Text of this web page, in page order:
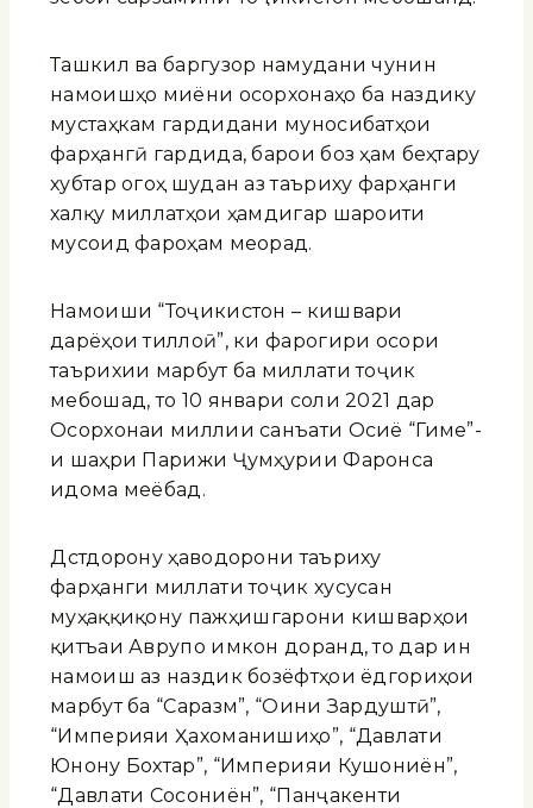
Ташкил ва баргузор намудани чунин
намоишҳо миёни осорхонаҳо ба наздику
мустаҳкам гардидани муносибатҳои
фарҳангӣ гардида, барои боз ҳам беҳтару
хубтар огоҳ шудан аз таъриху фарҳанги
халқу миллатҳои ҳамдигар шароити
мусоид фароҳам меорад.
Намоиши “Тоҷикистон – кишвари
дарёҳои тиллоӣ”, ки фарогири осори
таърихии марбут ба миллати тоҷик
мебошад, то 10 январи соли 2021 дар
Осорхонаи миллии санъати Осиё “Гиме”-
и шаҳри Парижи Ҷумҳурии Фаронса
идома меёбад.
Дӯстдорону ҳаводорони таъриху
фарҳанги миллати тоҷик хусусан
муҳаққиқону пажӯҳишгарони кишварҳои
қитъаи Аврупо имкон доранд, то дар ин
намоиш аз наздик бозёфтҳои ёдгориҳои
марбут ба “Саразм”, “Оини Зардуштӣ”,
“Империяи Ҳахоманишиҳо”, “Давлати
Юнону Бохтар”, “Империяи Кушониён”,
“Давлати Сосониён”, “Панҷакенти